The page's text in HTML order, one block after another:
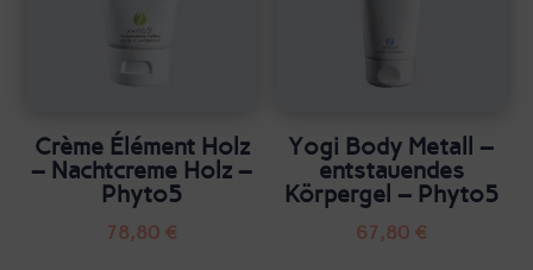
Crème Élément Holz
– Nachtcreme Holz –
Phyto5
78,80 €
Yogi Body Metall –
entstauendes
Körpergel – Phyto5
67,80 €